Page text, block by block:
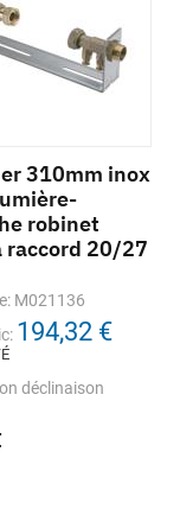
310mm inox
robinet
raccord 20/27
M021136
194,32 €
déclinaison